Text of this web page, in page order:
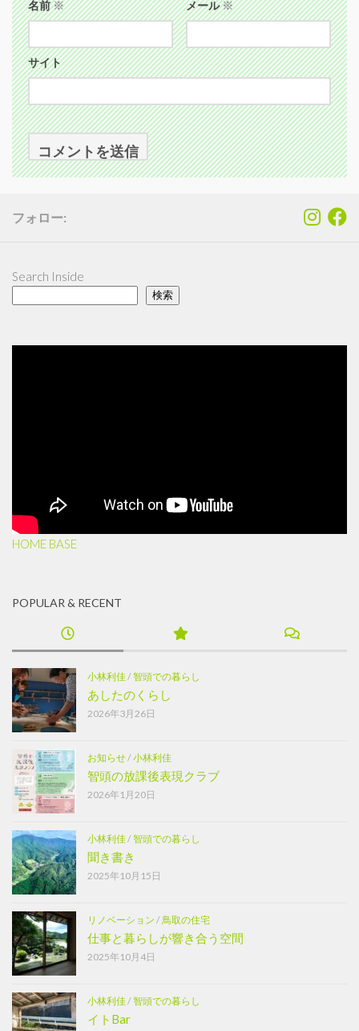
名前※ メール※
サイト
フォロー:
Search Inside
検索
HOME BASE
POPULAR & RECENT
小林利佳/智頭での暮らし
あしたのくらし
2026年3月26日
お知らせ/小林利佳
智頭の放課後表現クラブ
2026年1月20日
小林利佳/智頭での暮らし
聞き書き
2025年10月15日
リノベーション /鳥取の住宅
仕事と暮らしが響き合う空間
2025年10月4日
小林利佳/智頭での暮らし
イトBar